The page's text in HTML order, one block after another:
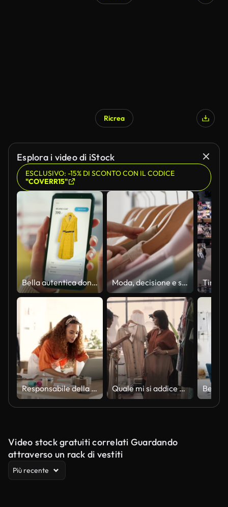
Ricrea
Esplora i video di iStock
ESCLUSIVO: -15% DI SCONTO CON IL CODICE
"COVERR15"
Bella autentica donna shopping online sul suo smartphone nel soggiorno di casa mentre è sdraiata su un divano divano. Sta navigando in Internet e controllando le offerte nel suo negozio di abbigliamento Internet preferito. Moda, decisione e shopping a mani per i vestiti in un negozio del centro commerciale e cliente con una scelta in un negozio boutique di lusso. Design, vendita al dettaglio e persona con promozione, vendita e sconto per il prodotto guardaroba
Responsabile della logistica, del laptop e della moda del negozio al dettaglio o della boutique che controlla le scorte di abbigliamento in scatole su una lista di controllo. Piccola impresa, imprenditrice e giovane donna che lavora con l'inventario dei ve Quale mi si addice meglio?
Video stock gratuiti correlati Guardando
attraverso un rack di vestiti
Più recente